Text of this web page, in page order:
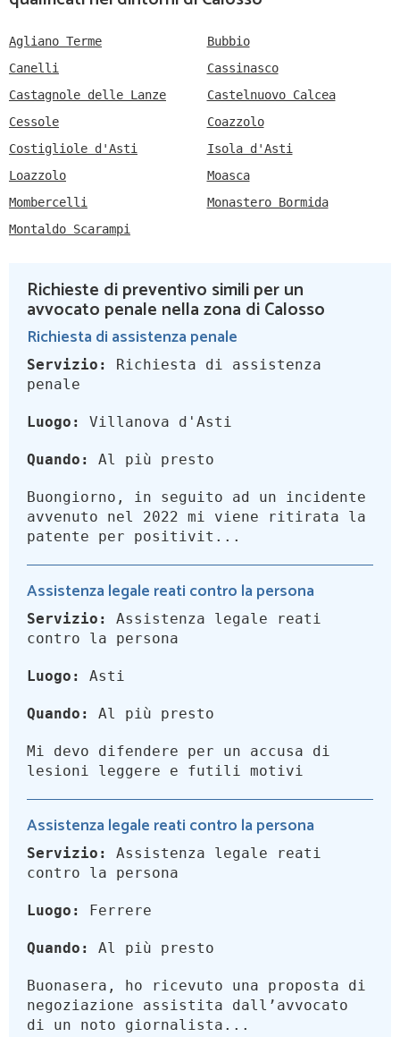
Agliano Terme
Bubbio
Canelli
Cassinasco
Castagnole delle Lanze
Castelnuovo Calcea
Cessole
Coazzolo
Costigliole d'Asti
Isola d'Asti
Loazzolo
Moasca
Mombercelli
Monastero Bormida
Montaldo Scarampi
Richieste di preventivo simili per un
avvocato penale nella zona di Calosso
Richiesta di assistenza penale
Servizio:
Richiesta di assistenza
penale
Luogo: Villanova d'Asti
Quando: Al più presto
Buongiorno, in seguito ad un incidente
avvenuto nel 2022 mi viene ritirata la
patente per positivit...
Assistenza legale reati contro la persona
Servizio:
Assistenza legale reati
contro la persona
Luogo: Asti
Quando: Al più presto
Mi devo difendere per un accusa di
lesioni leggere e futili motivi
Assistenza legale reati contro la persona
Servizio:
Assistenza legale reati
contro la persona
Luogo: Ferrere
Quando: Al più presto
Buonasera, ho ricevuto una proposta di
negoziazione assistita dall’avvocato
di un noto giornalista...